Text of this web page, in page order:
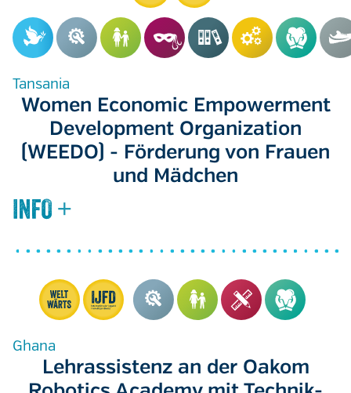
Tansania
Women Economic Empowerment
Development Organization
(WEEDO) - Förderung von Frauen
und Mädchen
Ghana
Lehrassistenz an der Oakom